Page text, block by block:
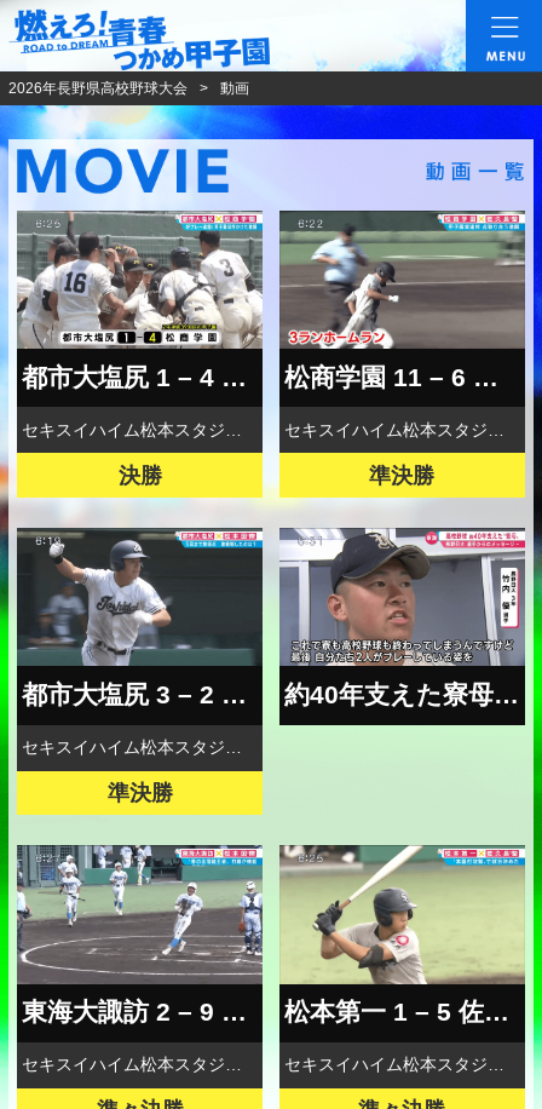
燃えろ!青春 つかめ
2026年長野県高校野球大会 動画
都市大塩尻 1 – 4 松商学園
決勝
松商学園 11 – 6 佐久長聖
準決勝
都市大塩尻 3 – 2 松本国際
準決勝
約40年支えた寮母 へのメッセージ
東海大諏訪 2 – 9 松本国際
セキスイハイム松本スタジアム
松本第一 1 – 5 佐久長聖
セキスイハイム松本スタジアム